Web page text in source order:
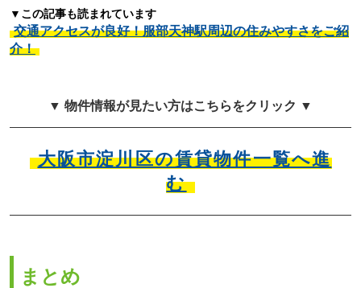
▼この記事も読まれています
交通アクセスが良好！服部天神駅周辺の住みやすさをご紹
介！
▼ 物件情報が見たい方はこちらをクリック ▼
大阪市淀川区の賃貸物件一覧へ進
む
まとめ